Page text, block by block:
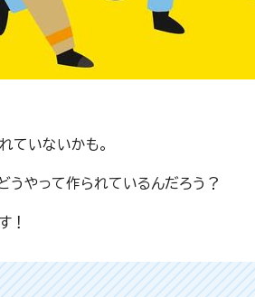
ていないかも。
うやって作られているんだろう？
！